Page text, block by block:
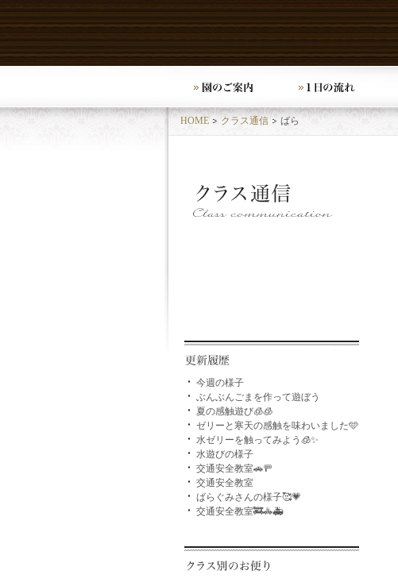
HOME クラス通信 ばら
今週の様子
ぶんぶんごまを作って遊ぼう
夏の感触遊び🧊🧊
ゼリーと寒天の感触を味わいました🩵
水ゼリーを触ってみよう🧊✨
水遊びの様子
交通安全教室🚗🚥
交通安全教室
ばらぐみさんの様子🥰💗
交通安全教室🚒🚓🚑